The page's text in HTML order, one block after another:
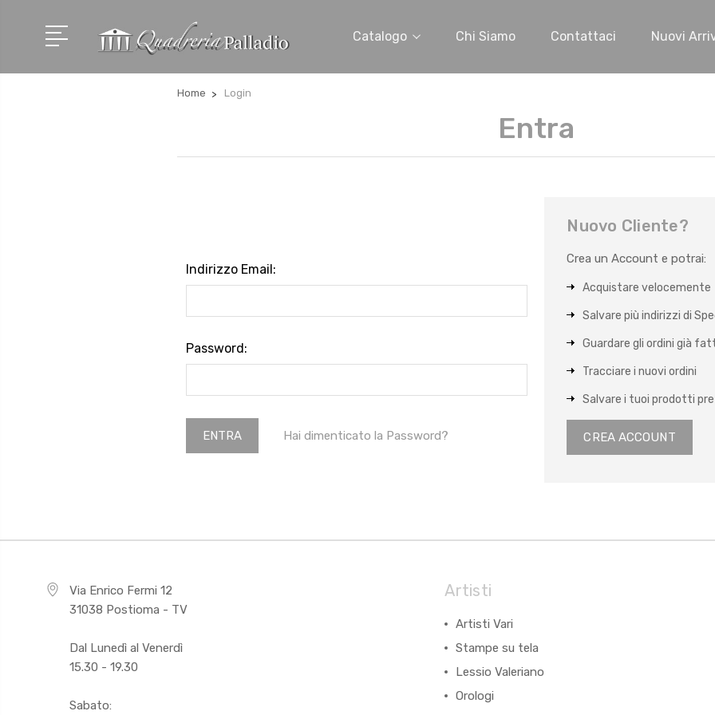
Catalogo Chi Siamo Contattaci Nuovi
Home Login
Entra
Indirizzo Email:
Password:
Hai dimenticato la Password?
Nuovo Cliente?
Crea un Account e potrai:
Acquistare velocemente
Salvare più indirizzi di
Guardare gli ordini già
Tracciare i nuovi ordini
Salvare i tuoi prodotti
CREA ACCOUNT
Via Enrico Fermi 12
31038 Postioma - TV
Dal Lunedì al Venerdì
15.30 - 19.30
Sabato:
Artisti
Artisti Vari
Stampe su tela
Lessio Valeriano
Orologi